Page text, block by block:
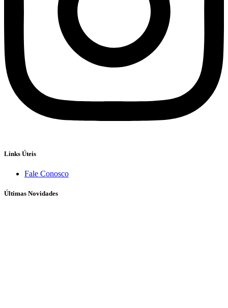
Links Úteis
Fale Conosco
Últimas Novidades